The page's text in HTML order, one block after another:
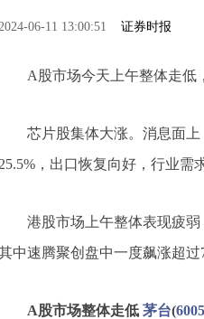
06-11 13:00:51 证券时报
A股市场今天上午整体走低
芯片股集体大涨。消息面
25.5%，出口恢复向好，行业需
港股市场上午整体表现疲
中速腾聚创盘中一度飙涨超过
A股市场整体走低 茅台(